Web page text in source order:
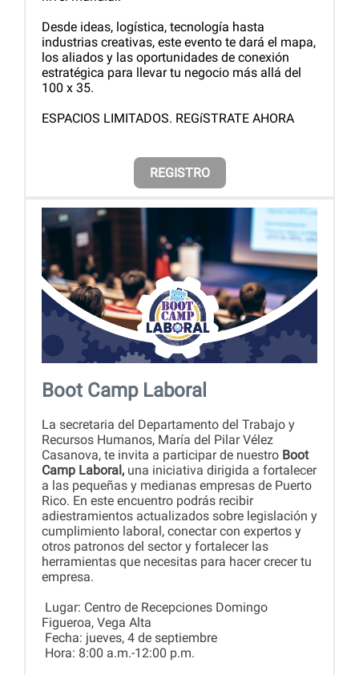
Desde ideas, logística, tecnología hasta
industrias creativas, este evento te dará el mapa,
los aliados y las oportunidades de conexión
estratégica para llevar tu negocio más allá del
100 x 35.
ESPACIOS LIMITADOS. REGíSTRATE AHORA
REGISTRO
Boot Camp Laboral
La secretaria del Departamento del Trabajo y
Recursos Humanos, María del Pilar Vélez
Casanova, te invita a participar de nuestro Boot
Camp Laboral, una iniciativa dirigida a fortalecer
a las pequeñas y medianas empresas de Puerto
Rico. En este encuentro podrás recibir
adiestramientos actualizados sobre legislación y
cumplimiento laboral, conectar con expertos y
otros patronos del sector y fortalecer las
herramientas que necesitas para hacer crecer tu
empresa.
Lugar: Centro de Recepciones Domingo
Figueroa, Vega Alta
Fecha: jueves, 4 de septiembre
Hora: 8:00 a.m.-12:00 p.m.